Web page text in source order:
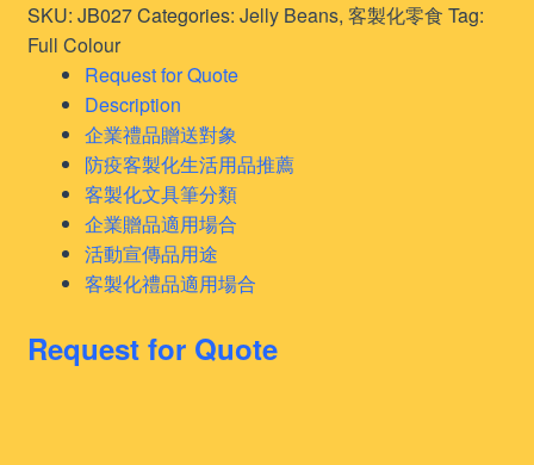
SKU: JB027Categories: Jelly Beans, 客製化零食 Tag:
Full Colour
Request for Quote
Description
企業禮品贈送對象
防疫客製化生活用品推薦
客製化文具筆分類
企業贈品適用場合
活動宣傳品用途
客製化禮品適用場合
Request for Quote